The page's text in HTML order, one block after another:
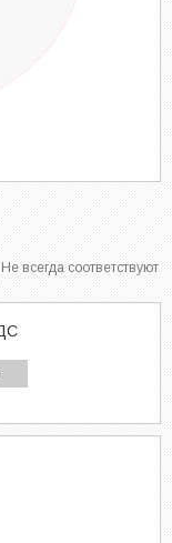
всегда соответствуют